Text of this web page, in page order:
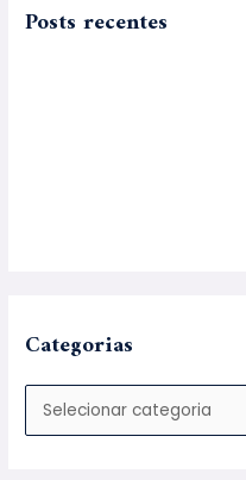
Posts recentes
Categorias